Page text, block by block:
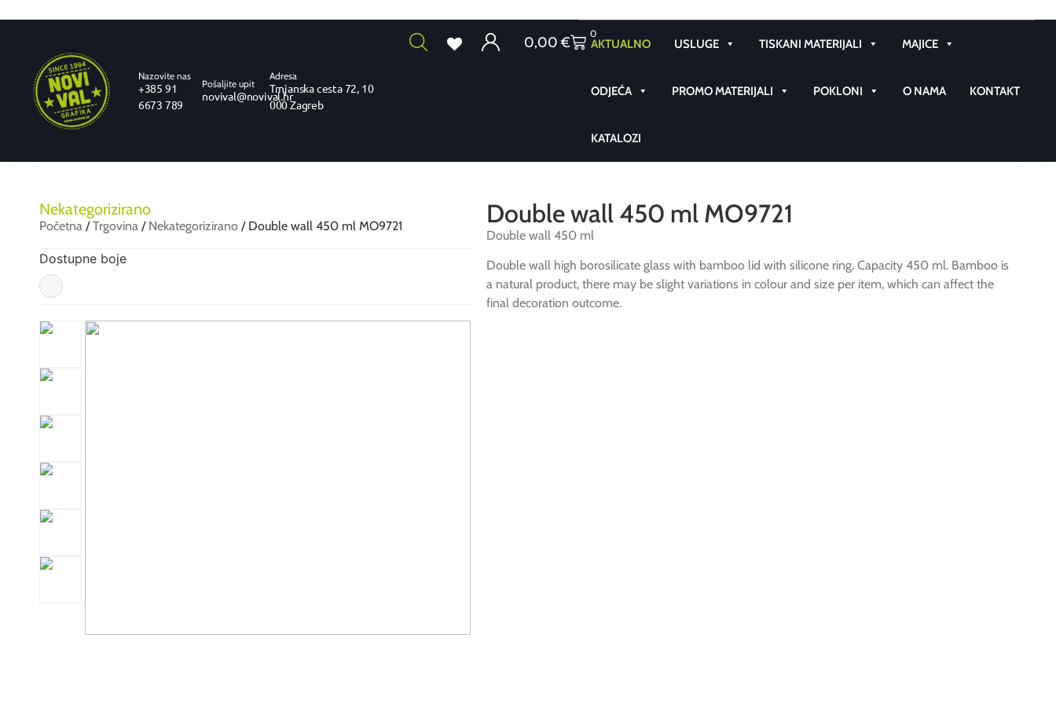
Nazovite nas
+385 91
6673 789
Pošaljite upit
novival@novival.hr
Adresa
Trnjanska cesta 72, 10
000 Zagreb
0,00€
0
AKTUALNO USLUGE TISKANI MATERIJALI MAJICE
ODJEĆA PROMO MATERIJALI POKLONI O NAMA KONTAKT
KATALOZI
Nekategorizirano
Početna /Trgovina / Nekategorizirano / Double wall 450 ml MO9721
Dostupne boje
Double wall 450 ml MO9721
Double wall 450 ml
Double wall high borosilicate glass with bamboo lid with silicone ring. Capacity 450 ml. Bamboo is
a natural product, there may be slight variations in colour and size per item, which can affect the
final decoration outcome.